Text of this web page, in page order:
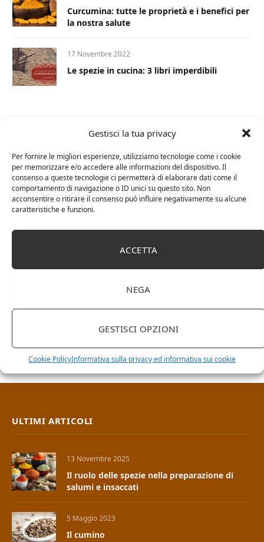
Gestisci la tua privacy
Per fornire le migliori esperienze, utilizziamo tecnologie come i cookie
per memorizzare e/o accedere alle informazioni del dispositivo. Il
consenso a queste tecnologie ci permetterà di elaborare dati come il
comportamento di navigazione o ID unici su questo sito. Non
acconsentire o ritirare il consenso può influire negativamente su alcune
caratteristiche e funzioni.
ACCETTA
NEGA
GESTISCI OPZIONI
Cookie PolicyInformativa sulla privacy ed informativa sui cookie
Curcumina: tutte le proprietà e i benefici per
la nostra salute
17 Novembre 2022
Le spezie in cucina: 3 libri imperdibili
ULTIMI ARTICOLI
13 Novembre 2025
Il ruolo delle spezie nella preparazione di
salumi e insaccati
5 Maggio 2023
Il cumino